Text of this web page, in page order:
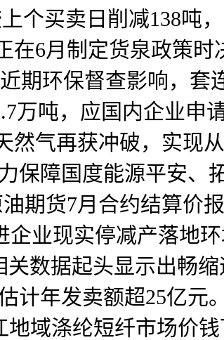
个买卖日削减138吨
在6月制定货泉政策时
期环保督查影响，套
万吨，应国内企业申
然气再获冲破，实现
保障国度能源平安、
期货7月合约结算价报
业现实停减产落地
数据起头显示出畅
计年发卖额超25亿元
域涤纶短纤市场价